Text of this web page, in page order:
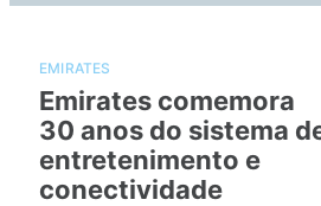
EMIRATES
Emirates comemora
30 anos do sistema
entretenimento e
conectividade